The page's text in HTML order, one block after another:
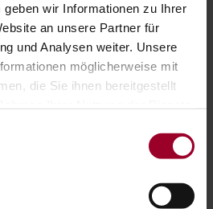
wir Informationen zu Ihrer
an unsere Partner für
und Analysen weiter. Unsere
möglicherweise mit
die Sie ihnen bereitgestellt
Sozialversicherungsrecht
Fit for Future